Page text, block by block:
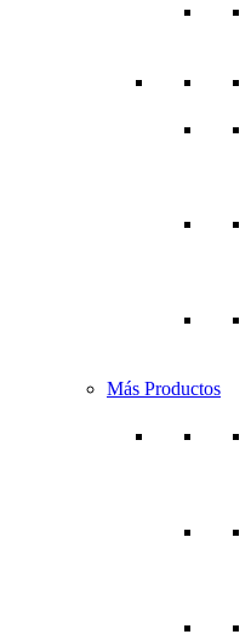
Más Productos